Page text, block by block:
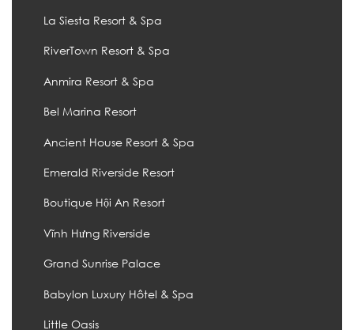
La Siesta Resort & Spa
RiverTown Resort & Spa
Anmira Resort & Spa
Bel Marina Resort
Ancient House Resort & Spa
Emerald Riverside Resort
Boutique Hội An Resort
Vĩnh Hưng Riverside
Grand Sunrise Palace
Babylon Luxury Hôtel & Spa
Little Oasis